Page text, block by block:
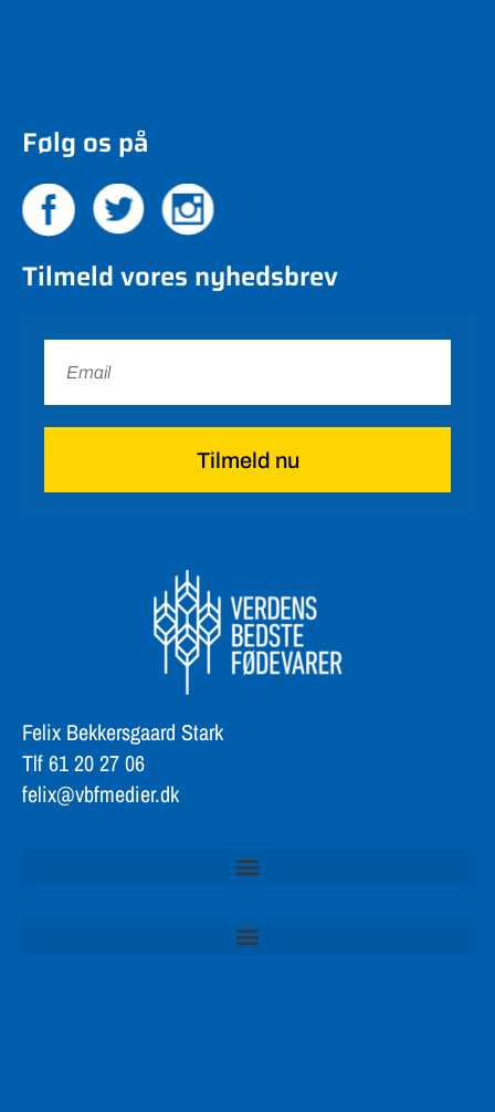
Følg os på
Tilmeld vores nyhedsbrev
Tilmeld nu
Felix Bekkersgaard Stark
Tlf 61 20 27 06
felix@vbfmedier.dk